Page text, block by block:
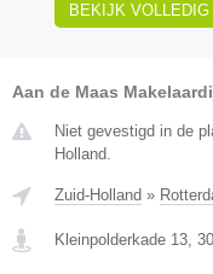
BEKIJK
Aan de Maas
Niet gevestigd in de
Holland.
Zuid-Holland »
Kleinpolderkade 13,